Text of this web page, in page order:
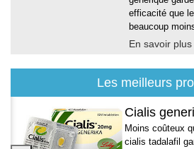
efficacité que
beaucoup
En savoir plus
Les meilleurs
Viagra
Grâce a son